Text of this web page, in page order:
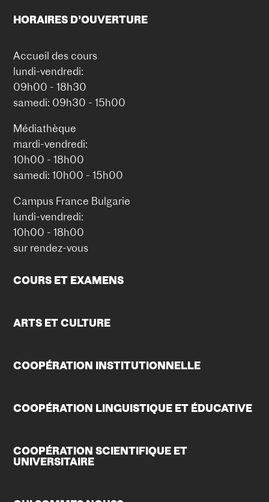
HORAIRES D’OUVERTURE
Accueil des cours
lundi-vendredi:
09h00 - 18h30
samedi: 09h30 - 15h00
Médiathèque
mardi-vendredi:
10h00 - 18h00
samedi: 10h00 - 15h00
Campus France Bulgarie
lundi-vendredi:
10h00 - 18h00
sur rendez-vous
COURS ET EXAMENS
ARTS ET CULTURE
COOPÉRATION INSTITUTIONNELLE
COOPÉRATION LINGUISTIQUE ET ÉDUCATIVE
COOPÉRATION SCIENTIFIQUE ET
UNIVERSITAIRE